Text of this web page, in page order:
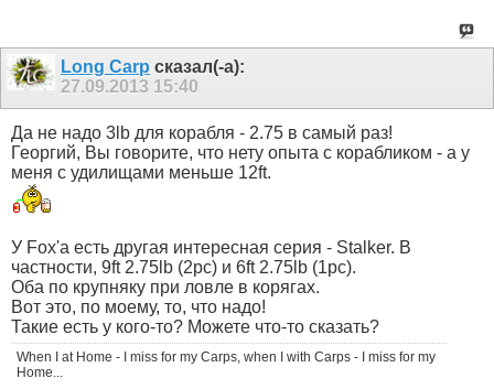
Long Carp сказал(-а):
27.09.2013 15:40
Да не надо 3lb для корабля - 2.75 в самый раз!
Георгий, Вы говорите, что нету опыта с корабликом - а у
меня с удилищами меньше 12ft.
У Fox'a есть другая интересная серия - Stalker. В
частности, 9ft 2.75lb (2pc) и 6ft 2.75lb (1pc).
Оба по крупняку при ловле в корягах.
Вот это, по моему, то, что надо!
Такие есть у кого-то? Можете что-то сказать?
When I at Home - I miss for my Carps, when I with Carps - I miss for my
Home...